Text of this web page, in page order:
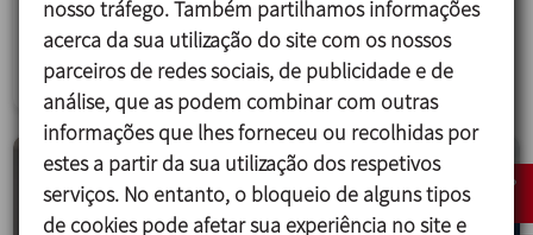
Mistura
nosso tráfego. Também partilhamos informações
acerca da sua utilização do site com os nossos
parceiros de redes sociais, de publicidade e de
análise, que as podem combinar com outras
informações que lhes forneceu ou recolhidas por
estes a partir da sua utilização dos respetivos
serviços. No entanto, o bloqueio de alguns tipos
de cookies pode afetar sua experiência no site e